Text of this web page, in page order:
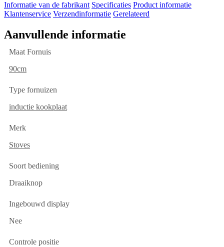
Informatie van de fabrikant Specificaties Product informatie
Klantenservice Verzendinformatie Gerelateerd
Aanvullende informatie
Maat Fornuis
90cm
Type fornuizen
inductie kookplaat
Merk
Stoves
Soort bediening
Draaiknop
Ingebouwd display
Nee
Controle positie